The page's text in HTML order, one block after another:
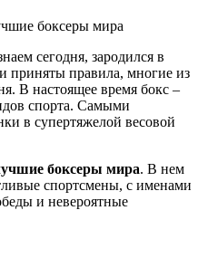
боксеры мира
сегодня, зародился в
приняты правила, многие из
В настоящее время бокс –
спорта. Самыми
в супертяжелой весовой
боксеры мира. В нем
спортсмены, с именами
и невероятные